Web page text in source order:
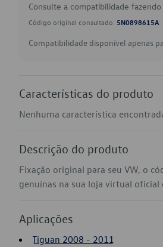
Consulte a compatibilidade
Código original consultado: 5N0898615A
Compatibilidade disponível apenas
Características do produto
Nenhuma característica
Descrição do produto
Fixação original para seu VW, o
genuínas na sua loja virtual oficial
Aplicações
Tiguan 2008 - 2011